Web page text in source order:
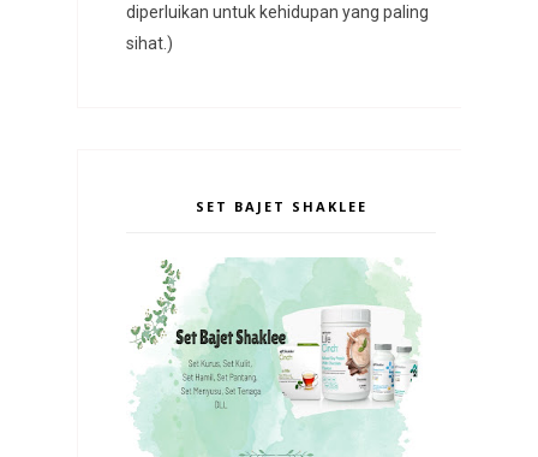
diperluikan untuk kehidupan yang paling
sihat.)
SET BAJET SHAKLEE